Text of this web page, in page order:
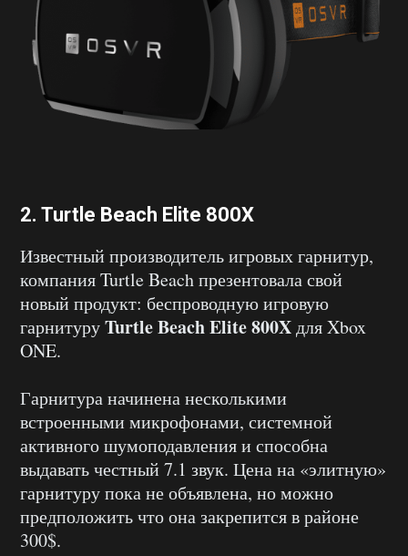
2. Turtle Beach Elite 800X
Известный производитель игровых гарнитур,
компания Turtle Beach презентовала свой
новый продукт: беспроводную игровую
гарнитуруTurtle Beach Elite 800Xдля Xbox
ONE.
Гарнитура начинена несколькими
встроенными микрофонами, системной
активного шумоподавления и способна
выдавать честный 7.1 звук. Цена на «элитную»
гарнитуру пока не объявлена, но можно
предположить что она закрепится в районе
300$.